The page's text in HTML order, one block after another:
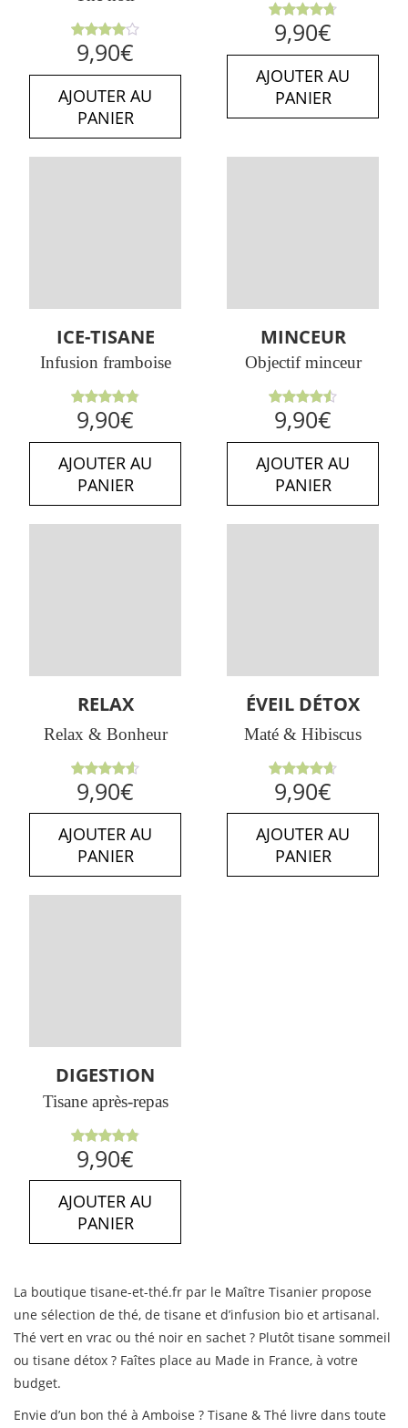
Note
4.00
sur 5
9,90€
AJOUTER AU
PANIER
Note
4.71sur
5
9,90€
AJOUTER AU
PANIER
ICE-TISANE
Infusion framboise
Note
4.86sur
5
9,90€
AJOUTER AU
PANIER
MINCEUR
Objectif minceur
Note
4.50sur
5
9,90€
AJOUTER AU
PANIER
RELAX
Relax & Bonheur
Note
4.63sur
5
9,90€
AJOUTER AU
PANIER
ÉVEIL DÉTOX
Maté & Hibiscus
Note
4.67sur
5
9,90€
AJOUTER AU
PANIER
DIGESTION
Tisane après-repas
Note4.89
sur 5
9,90€
AJOUTER AU
PANIER
La boutique tisane-et-thé.fr par le Maître Tisanier propose
une sélection de thé, de tisane et d’infusion bio et artisanal.
Thé vert en vrac ou thé noir en sachet ? Plutôt tisane sommeil
ou tisane détox ? Faîtes place au Made in France, à votre
budget.
Envie d’un bon thé à Amboise ? Tisane & Thé livre dans toute